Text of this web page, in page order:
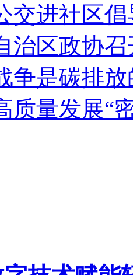
交进社区
治区政协
争是碳排
质量发展“